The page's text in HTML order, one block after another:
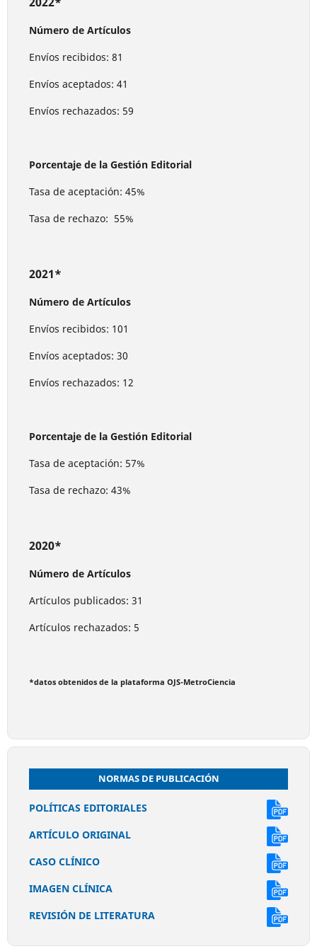
Número de Artículos
Envíos recibidos: 81
Envíos aceptados: 41
Envíos rechazados: 59
Porcentaje de la Gestión Editorial
Tasa de aceptación: 45%
Tasa de rechazo: 55%
2021*
Número de Artículos
Envíos recibidos: 101
Envíos aceptados: 30
Envíos rechazados: 12
Porcentaje de la Gestión Editorial
Tasa de aceptación: 57%
Tasa de rechazo: 43%
2020*
Número de Artículos
Artículos publicados: 31
Artículos rechazados: 5
*datos obtenidos de la plataforma OJS-MetroCiencia
NORMAS DE PUBLICACIÓN
POLÍTICAS EDITORIALES
ARTÍCULO ORIGINAL
CASO CLÍNICO
IMAGEN CLÍNICA
REVISIÓN DE LITERATURA